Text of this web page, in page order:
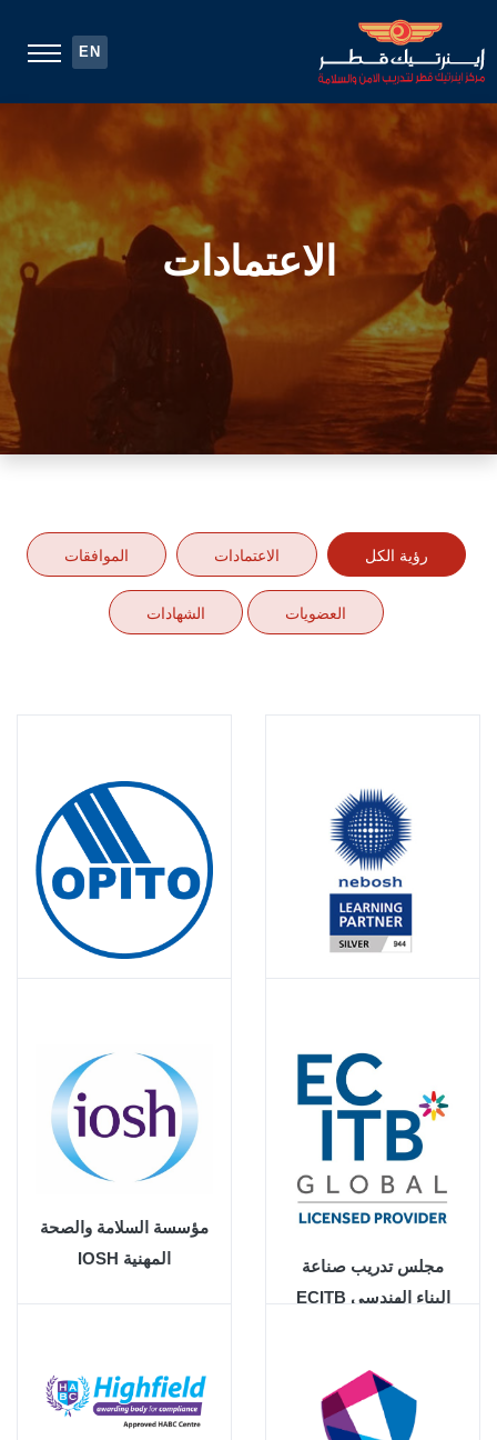
EN
الاعتمادات
رؤية الكل الاعتمادات الموافقات
العضويات الشهادات
مؤسسة السلامة والصحة
المهنية IOSH
مجلس تدريب صناعة
البناء الهندسي ECITB